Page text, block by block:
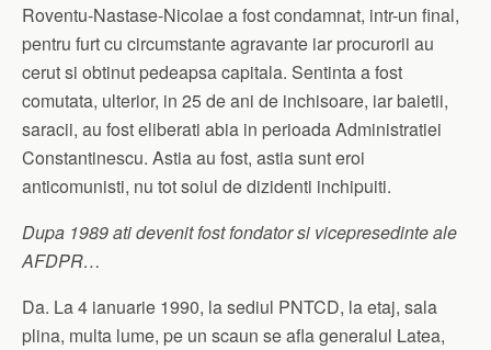
Roventu-Nastase-Nicolae a fost condamnat, intr-un final,
pentru furt cu circumstante agravante iar procurorii au
cerut si obtinut pedeapsa capitala. Sentinta a fost
comutata, ulterior, in 25 de ani de inchisoare, iar baietii,
saracii, au fost eliberati abia in perioada Administratiei
Constantinescu. Astia au fost, astia sunt eroi
anticomunisti, nu tot soiul de dizidenti inchipuiti.
Dupa 1989 ati devenit fost fondator si vicepresedinte ale
AFDPR…
Da. La 4 ianuarie 1990, la sediul PNTCD, la etaj, sala
plina, multa lume, pe un scaun se afla generalul Latea,